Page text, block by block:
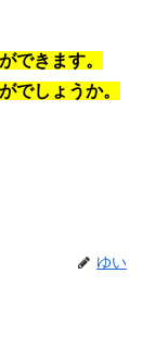
できます。
でしょうか。
ゆい